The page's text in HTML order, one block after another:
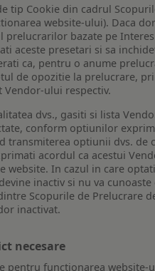
tip Cookie din cadrul
website-ului). Daca
prelucrarilor bazate pe
aceste presetari si sa
ca, pentru o anume
de opozitie la prelucrare,
ului respectiv.
dvs., gasiti si lista
conform optiunilor
transmiterea optiunii dvs.
acordul ca acestui
website. In cazul in care
inactiv si nu va
Scopurile de Prelucrare
inactivat.
necesare
pentru functionarea